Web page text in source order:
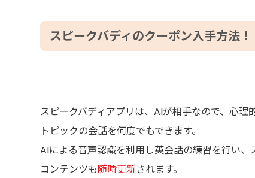
スピークバディのクーポン入手方法！
スピークバディアプリは、AIが相手なので、心
トピックの会話を何度でもできます。
AIによる音声認識を利用し英会話の練習を行い
コンテンツも随時更新されます。